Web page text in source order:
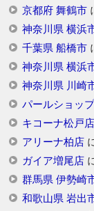
京都府 舞鶴市
神奈川県 横浜
千葉県 船橋市
神奈川県 横浜
神奈川県 川崎
パールショッ
キコーナ松戸店
アリーナ柏店
ガイア増尾店
群馬県 伊勢崎
和歌山県 岩出